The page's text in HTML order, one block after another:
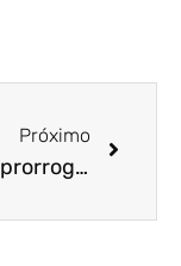
Próximo
Possível prorrogação de 60 dias do Pronampe pode beneficiar o seu negócio